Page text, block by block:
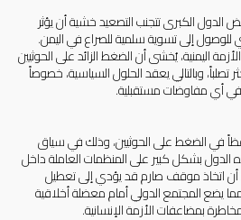
الدول الكبرى تتجنب التصعيد خشية أن يؤثر
إلى تسوية سلمية للصراع في اليمن.
اليمنية، يُخشى أن الضغط الزائد على الحوثيين
وبالتالي يعقد الحلول السياسية، خصوصاً
أي مفاوضات مستقبلية.
في الضغط على الحوثيين، وذلك في سياق
الدول بشكل كبير على المنظمات العاملة داخل
أن اتخاذ موقف صارم قد يؤدي إلى تعطيل
يضع المجتمع الدولي أمام معضلة أخلاقية
بمضاعفات الأزمة الإنسانية.